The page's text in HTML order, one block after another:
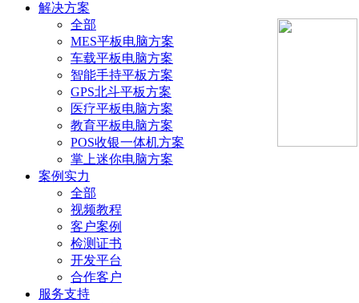
解决方案
全部
MES平板电脑方案
车载平板电脑方案
智能手持平板方案
GPS北斗平板方案
医疗平板电脑方案
教育平板电脑方案
POS收银一体机方案
掌上迷你电脑方案
案例实力
全部
视频教程
客户案例
检测证书
开发平台
合作客户
服务支持